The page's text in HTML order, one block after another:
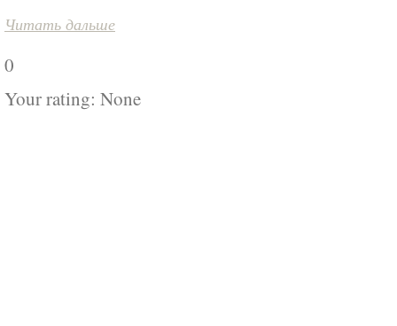
Читать дальше
0
Your rating: None